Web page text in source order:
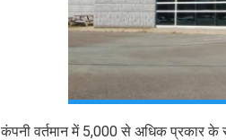
कंपनी वर्तमान में 5,000 से अधिक प्रकार के